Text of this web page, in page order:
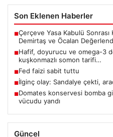
Son Eklenen Haberler
■Çerçeve Yasa Kabulü Sonrası
Demirtaş ve Öcalan
■Hafif, doyurucu ve omega-3
kuşkonmazlı somon tarifi…
■Fed faizi sabit tuttu
■İlginç olay: Sandalye çekti,
■Domates konservesi bomba
vücudu yandı
Güncel